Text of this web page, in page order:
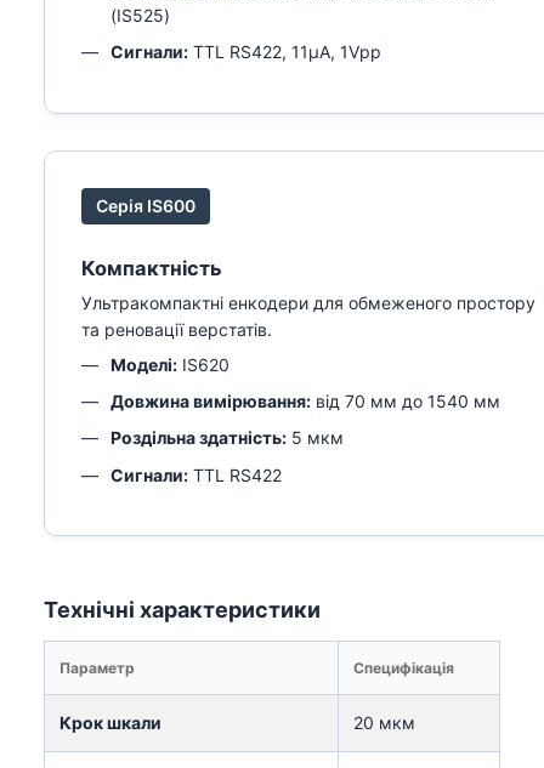
(IS525)
Сигнали: TTL RS422, 11µA, 1Vpp
Серія IS600
Компактність
Ультракомпактні енкодери для обмеженого простору
та реновації верстатів.
Моделі: IS620
Довжина вимірювання: від 70 мм до 1540 мм
Роздільна здатність: 5 мкм
Сигнали: TTL RS422
Технічні характеристики
Параметр Специфікація
Крок шкали 20 мкм